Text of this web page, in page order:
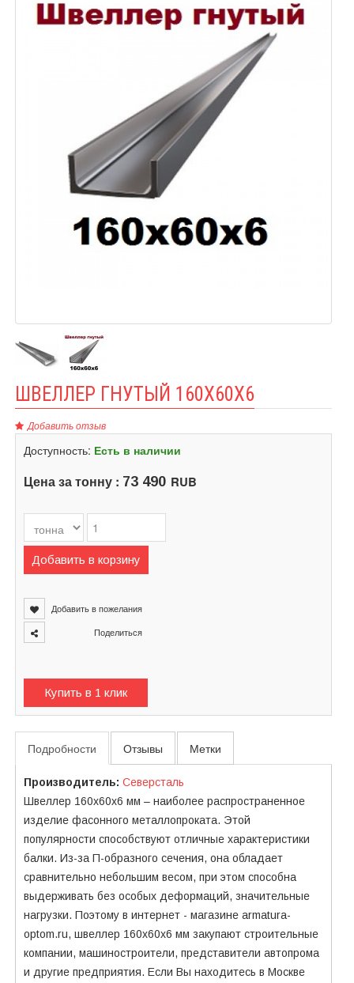
ШВЕЛЛЕР ГНУТЫЙ 160Х60Х6
Добавить отзыв
Доступность: Есть в наличии
Цена за тонну : 73 490 RUB
Добавить в корзину
Добавить в пожелания
Поделиться
Купить в 1 клик
Подробности Отзывы Метки
Производитель: Северсталь
Швеллер 160х60х6 мм – наиболее распространенное
изделие фасонного металлопроката. Этой
популярности способствуют отличные характеристики
балки. Из-за П-образного сечения, она обладает
сравнительно небольшим весом, при этом способна
выдерживать без особых деформаций, значительные
нагрузки. Поэтому в интернет - магазине armatura-
optom.ru, швеллер 160х60х6 мм закупают строительные
компании, машиностроители, представители автопрома
и другие предприятия. Если Вы находитесь в Москве